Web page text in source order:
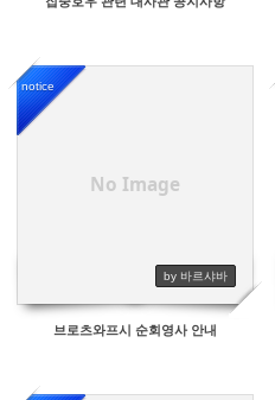
No Image
notice
by 바르샤바
브로츠와프시 순회영사 안내